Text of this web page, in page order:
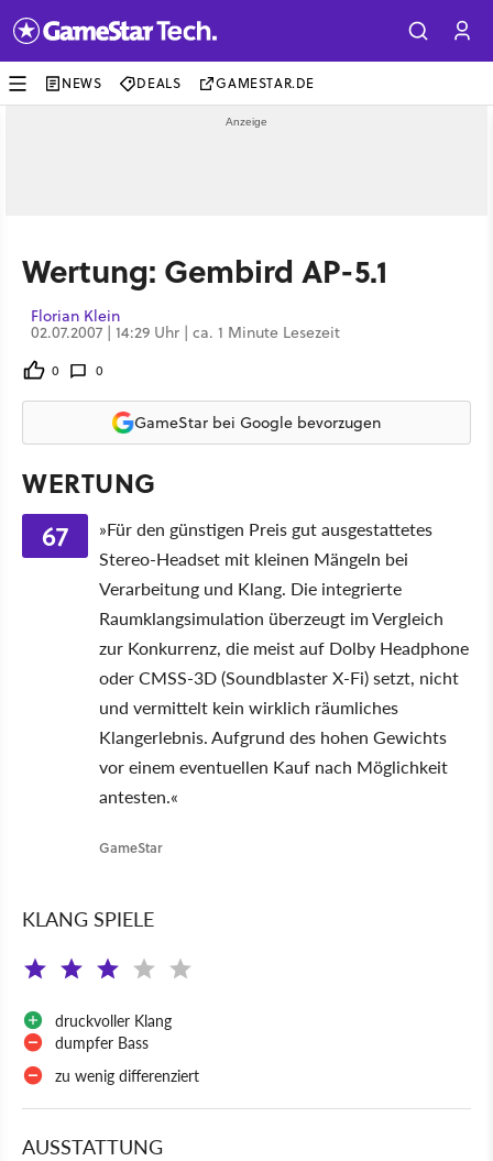
NEWS DEALS GAMESTAR.DE
Wertung: Gembird AP-5.1
Florian Klein
02.07.2007 | 14:29 Uhr | ca. 1 Minute Lesezeit
0 0
GameStar bei Google bevorzugen
WERTUNG
67
»Für den günstigen Preis gut ausgestattetes
Stereo-Headset mit kleinen Mängeln bei
Verarbeitung und Klang. Die integrierte
Raumklangsimulation überzeugt im Vergleich
zur Konkurrenz, die meist auf Dolby Headphone
oder CMSS-3D (Soundblaster X-Fi) setzt, nicht
und vermittelt kein wirklich räumliches
Klangerlebnis. Aufgrund des hohen Gewichts
vor einem eventuellen Kauf nach Möglichkeit
antesten.«
GameStar
KLANG SPIELE
druckvoller Klang
dumpfer Bass
zu wenig differenziert
AUSSTATTUNG